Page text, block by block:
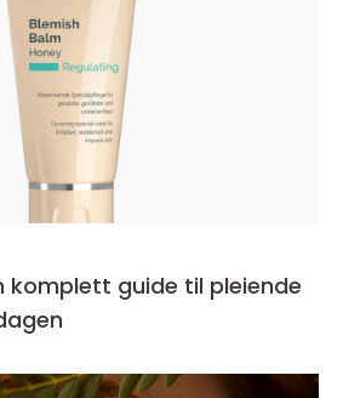
komplett guide til pleiende